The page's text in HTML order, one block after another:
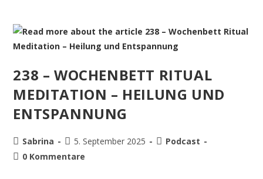
238 – WOCHENBETT RITUAL
MEDITATION – HEILUNG UND
ENTSPANNUNG
Sabrina 5. September 2025
Podcast
0 Kommentare